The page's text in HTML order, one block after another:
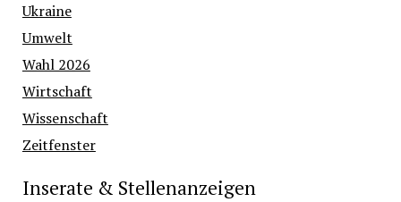
Ukraine
Umwelt
Wahl 2026
Wirtschaft
Wissenschaft
Zeitfenster
Inserate & Stellenanzeigen